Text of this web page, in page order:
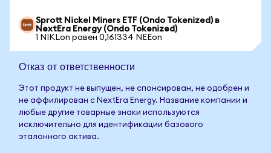
Sprott Nickel Miners ETF (Ondo Tokenized) в
NextEra Energy (Ondo Tokenized)
1 NIKLon равен 0,161334 NEEon
Отказ от ответственности
Этот продукт не выпущен, не спонсирован, не одобрен и
не аффилирован с NextEra Energy. Название компании и
любые другие товарные знаки используются
исключительно для идентификации базового
эталонного актива.